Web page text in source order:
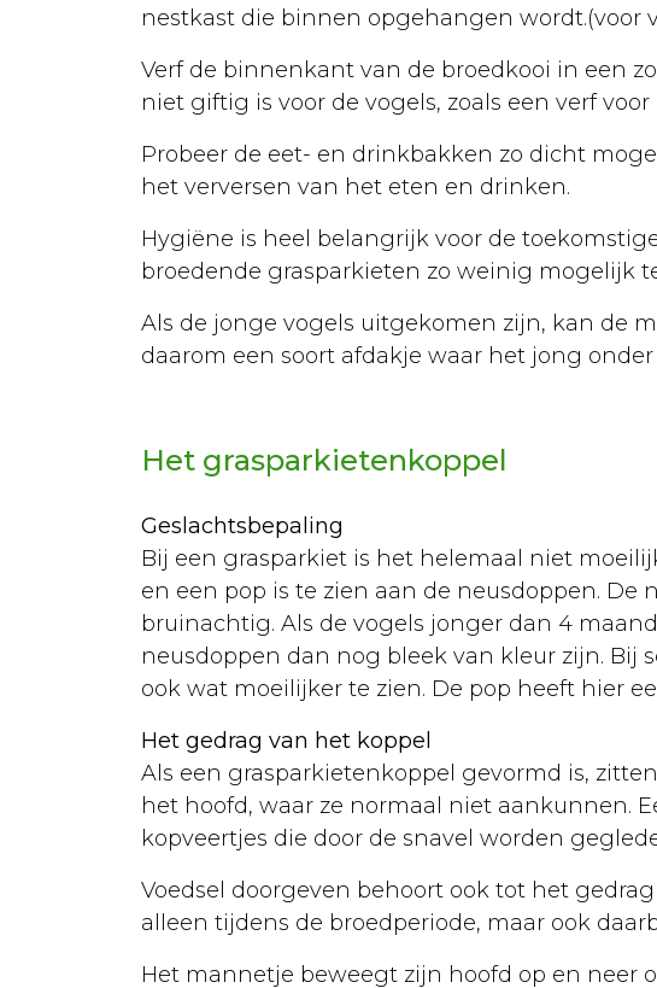
Fokken
Urgentie
Voeding
Ziekten
ziektes
EHBO
Euthanasie
Papegaaien
Soorten
Aankoop
Huisvesting
Verzorging
Ziekten
Parkieten
nestkast die binnen opgehangen wordt.(voor
Verf de binnenkant van de broedkooi in een
niet giftig is voor de vogels, zoals een verf
Probeer de eet- en drinkbakken zo dicht
het verversen van het eten en drinken.
Hygiëne is heel belangrijk voor de
broedende grasparkieten zo weinig mogelijk
Als de jonge vogels uitgekomen zijn, kan de
daarom een soort afdakje waar het jong
Het grasparkietenkoppel
Geslachtsbepaling
Bij een grasparkiet is het helemaal niet
en een pop is te zien aan de neusdoppen.
bruinachtig. Als de vogels jonger dan 4
neusdoppen dan nog bleek van kleur zijn. Bij
ook wat moeilijker te zien. De pop heeft hier
Het gedrag van het koppel
Als een grasparkietenkoppel gevormd is,
het hoofd, waar ze normaal niet aankunnen.
kopveertjes die door de snavel worden
Voedsel doorgeven behoort ook tot het
alleen tijdens de broedperiode, maar ook
Het mannetje beweegt zijn hoofd op en neer